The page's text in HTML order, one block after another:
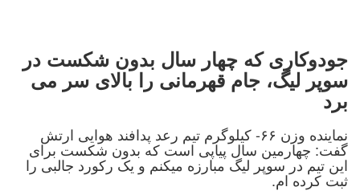
جودوکاری که چهار سال بدون شکست در
سوپر لیگ، جام قهرمانی را بالای سر می
برد
نماینده وزن ۶۶- کیلوگرم تیم رعد پدافند هوایی ارتش
گفت: چهارمین سال پیاپی است که بدون شکست برای
این تیم در سوپر لیگ مبارزه میکنم و یک رکورد جالبی را
ثبت کرده ام.